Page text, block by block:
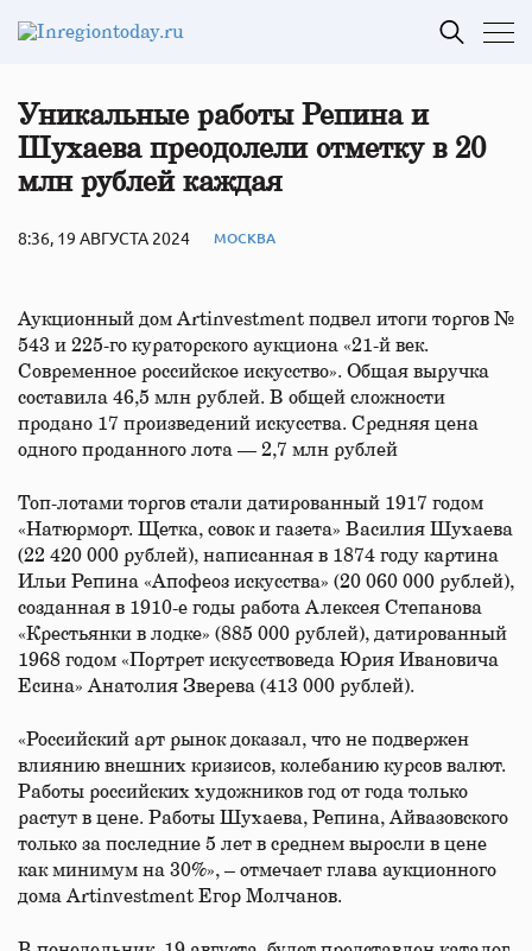
Уникальные работы Репина и
Шухаева преодолели отметку в 20
млн рублей каждая
8:36, 19 АВГУСТА 2024 МОСКВА
Аукционный дом Artinvestment подвел итоги торгов №
543 и 225-го кураторского аукциона «21-й век.
Современное российское искусство». Общая выручка
составила 46,5 млн рублей. В общей сложности
продано 17 произведений искусства. Средняя цена
одного проданного лота — 2,7 млн рублей
Топ-лотами торгов стали датированный 1917 годом
«Натюрморт. Щетка, совок и газета» Василия Шухаева
(22 420 000 рублей), написанная в 1874 году картина
Ильи Репина «Апофеоз искусства» (20 060 000 рублей),
созданная в 1910-е годы работа Алексея Степанова
«Крестьянки в лодке» (885 000 рублей), датированный
1968 годом «Портрет искусствоведа Юрия Ивановича
Есина» Анатолия Зверева (413 000 рублей).
«Российский арт рынок доказал, что не подвержен
влиянию внешних кризисов, колебанию курсов валют.
Работы российских художников год от года только
растут в цене. Работы Шухаева, Репина, Айвазовского
только за последние 5 лет в среднем выросли в цене
как минимум на 30%», – отмечает глава аукционного
дома Artinvestment Егор Молчанов.